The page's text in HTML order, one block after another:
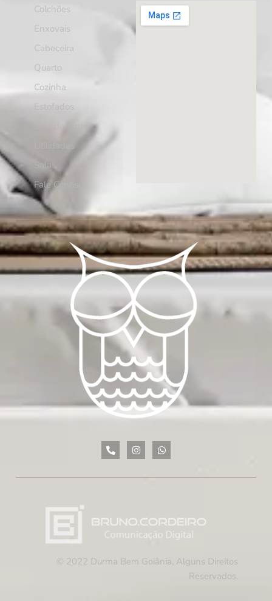
Colchões
Enxovais
Cabeceira
Quarto
Cozinha
Estofados
Sala de Jantar
Utilidades
Sala
Fale Conosco
© 2022 Durma Bem Goiânia, Alguns Direitos
Reservados.